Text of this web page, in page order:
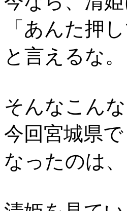
「あんた押
と言えるな。
そんなこん
今回宮城県で
なったのは